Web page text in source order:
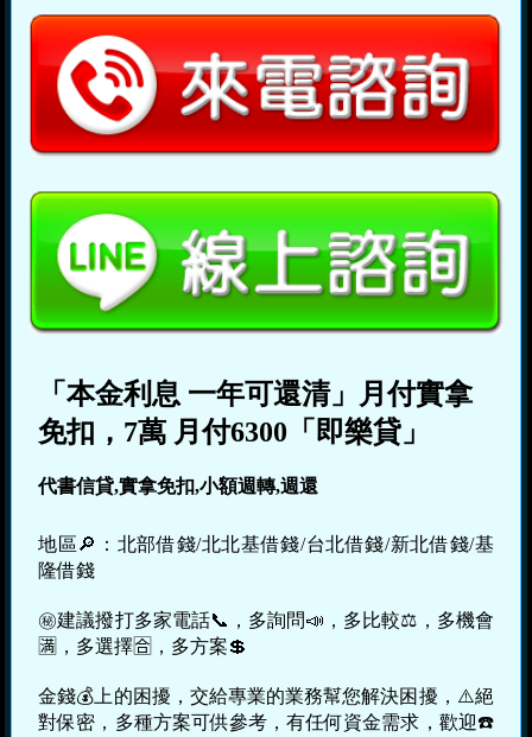
「本金利息 一年可還清」月付實拿
免扣，7萬 月付6300「即樂貸」
代書信貸,實拿免扣,小額週轉,週還
地區🔎：北部借錢/北北基借錢/台北借錢/新北借錢/基
隆借錢
㊙建議撥打多家電話📞，多詢問📣，多比較⚖，多機會
🈵，多選擇🈴，多方案💲
金錢💰上的困擾，交給專業的業務幫您解決困擾，⚠️絕
對保密，多種方案可供參考，有任何資金需求，歡迎☎️